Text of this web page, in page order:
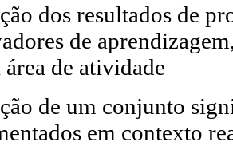
dos resultados de
de
de atividade
de um conjunto
em contexto